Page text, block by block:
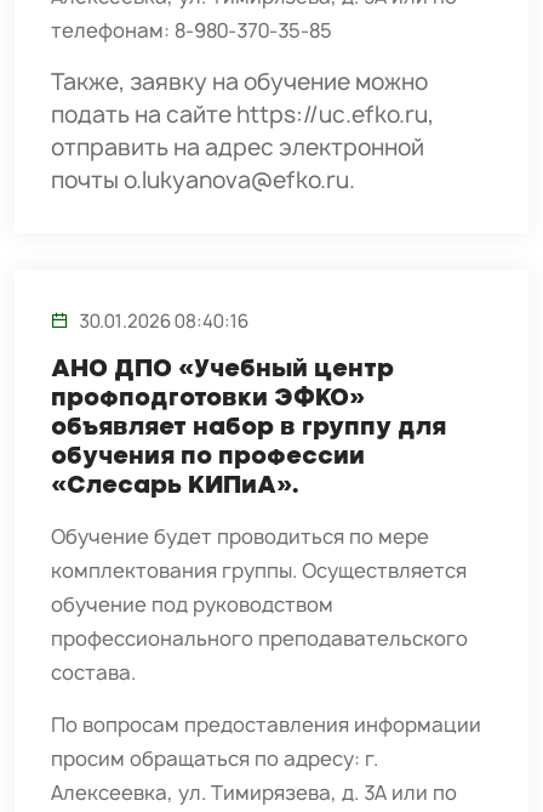
телефонам: 8-980-370-35-85
Также, заявку на обучение можно
подать на сайтеhttps://uc.efko.ru,
отправить на адрес электронной
почтыo.lukyanova@efko.ru.
30.01.2026 08:40:16
АНО ДПО «Учебный центр
профподготовки ЭФКО»
объявляет набор в группу для
обучения по профессии
«Слесарь КИПиА».
Обучение будет проводиться по мере
комплектования группы. Осуществляется
обучение под руководством
профессионального преподавательского
состава.
По вопросам предоставления информации
просим обращаться по адресу: г.
Алексеевка, ул. Тимирязева, д. 3А или по